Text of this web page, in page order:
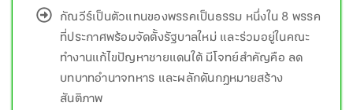
กัณวีร์เป็นตัวแทนของพรรคเป็นธรรม หนึ่งใน 8 พรรค
ที่ประกาศพร้อมจัดตั้งรัฐบาลใหม่ และร่วมอยู่ในคณะ
ทำงานแก้ไขปัญหาชายแดนใต้ มีโจทย์สำคัญคือ ลด
บทบาทอำนาจทหาร และผลักดันกฎหมายสร้าง
สันติภาพ